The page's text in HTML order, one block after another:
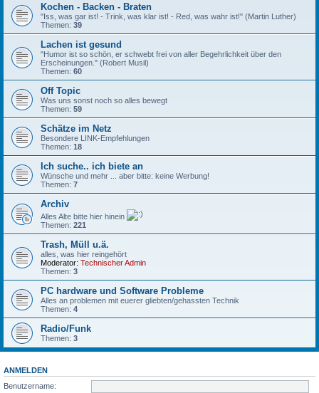
Kochen - Backen - Braten
"Iss, was gar ist! - Trink, was klar ist! - Red, was wahr ist!" (Martin Luther)
Themen: 39
Lachen ist gesund
"Humor ist so schön, er schwebt frei von aller Begehrlichkeit über den
Erscheinungen." (Robert Musil)
Themen: 60
Off Topic
Was uns sonst noch so alles bewegt
Themen: 59
Schätze im Netz
Besondere LINK-Empfehlungen
Themen: 18
Ich suche.. ich biete an
Wünsche und mehr ... aber bitte: keine Werbung!
Themen: 7
Archiv
Alles Alte bitte hier hinein
Themen: 221
Trash, Müll u.ä.
alles, was hier reingehört
Moderator: Technischer Admin
Themen: 3
PC hardware und Software Probleme
Alles an problemen mit euerer gliebten/gehassten Technik
Themen: 4
Radio/Funk
Themen: 3
ANMELDEN
Benutzername: